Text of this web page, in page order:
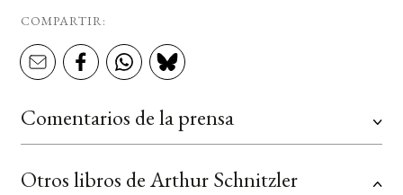
COMPARTIR:
Comentarios de la prensa
Otros libros de Arthur Schnitzler